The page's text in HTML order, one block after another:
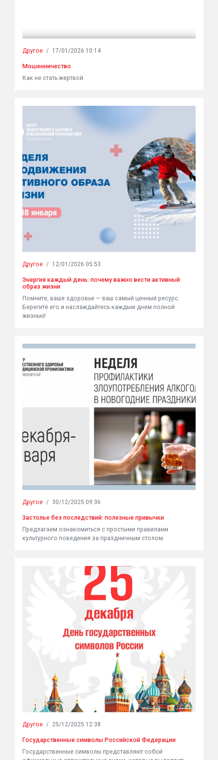
Другое / 17/01/2026 10:14
Мошенничество
Как не стать жертвой.
Другое / 12/01/2026 05:53
Энергия каждый день: почему важно вести активный
образ жизни
Помните, ваше здоровье — ваш самый ценный ресурс.
Берегите его и наслаждайтесь каждым днем полной
жизнью!
Другое / 30/12/2025 09:36
Застолье без последствий: полезные привычки
Предлагаем ознакомиться с простыми правилами
культурного поведения за праздничным столом.
Другое / 25/12/2025 12:38
Государственные символы Российской Федерации
Государственные символы представляют собой